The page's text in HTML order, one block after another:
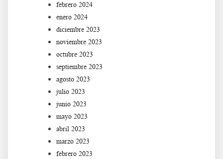
febrero 2024
enero 2024
diciembre 2023
noviembre 2023
octubre 2023
septiembre 2023
agosto 2023
julio 2023
junio 2023
mayo 2023
abril 2023
marzo 2023
febrero 2023